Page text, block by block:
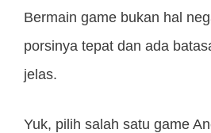
Bermain game bukan hal
porsinya tepat dan ada
jelas.
Yuk, pilih salah satu game